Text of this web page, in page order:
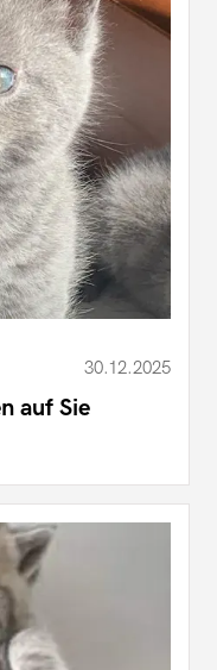
30.12.2025
auf Sie